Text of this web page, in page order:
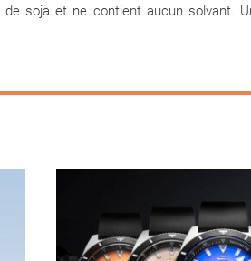
soja et ne contient aucun solvant.